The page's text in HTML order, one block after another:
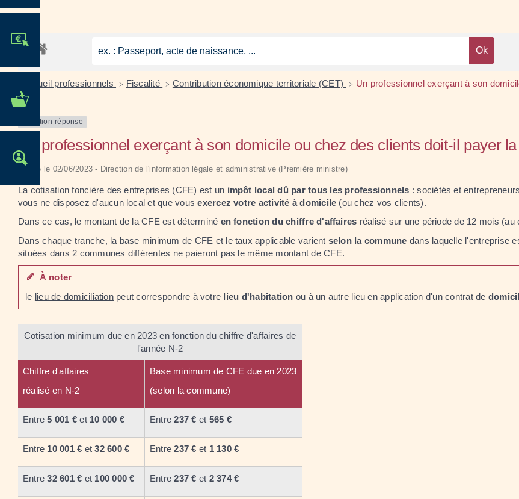
MES DÉMARCHES
Accueil professionnels > Fiscalité > Contribution économique territoriale (CET) > Un professionnel exerçant à son
Question-réponse
Un professionnel exerçant à son domicile ou chez des clients doit-il payer
Vérifié le 02/06/2023 - Direction de l'information légale et administrative (Première ministre)
La cotisation foncière des entreprises (CFE) est un impôt local dû par tous les professionnels : sociétés et
vous ne disposez d'aucun local et que vousexercez votre activité à domicile (ou chez vos clients).
Dans ce cas, le montant de la CFE est déterminé en fonction du chiffre d'affaires réalisé sur une période de 12 mois (au
Dans chaque tranche, la base minimum de CFE et le taux applicable varient selon la commune dans laquelle l'entreprise
situées dans 2 communes différentes ne paieront pas le même montant de CFE.
À noter
le lieu de domiciliationpeut correspondre à votre lieu d'habitation ou à un autre lieu en application d'un contrat de
Cotisation minimum due en 2023 en fonction du chiffre d'affaires de
l'année N-2
Chiffre d'affaires
réalisé en N-2
Base minimum de CFE due en 2023
(selon la commune)
Entre5 001 € et 10 000 € Entre237 € et 565 €
Entre 10 001 € et32 600 € Entre237 € et 1 130 €
Entre32 601 € et 100 000 € Entre237 € et 2 374 €